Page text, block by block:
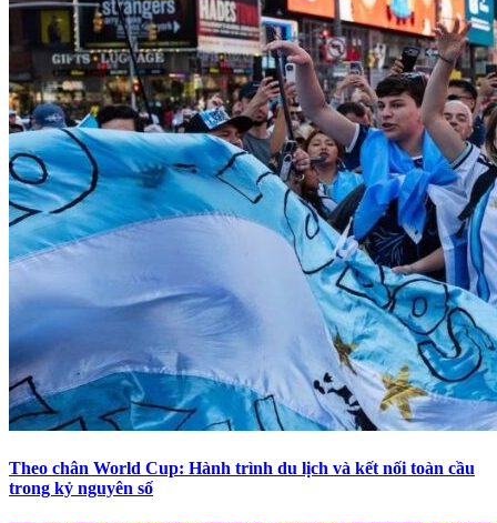
Theo chân World Cup: Hành trình du lịch và kết nối toàn cầu
trong kỷ nguyên số